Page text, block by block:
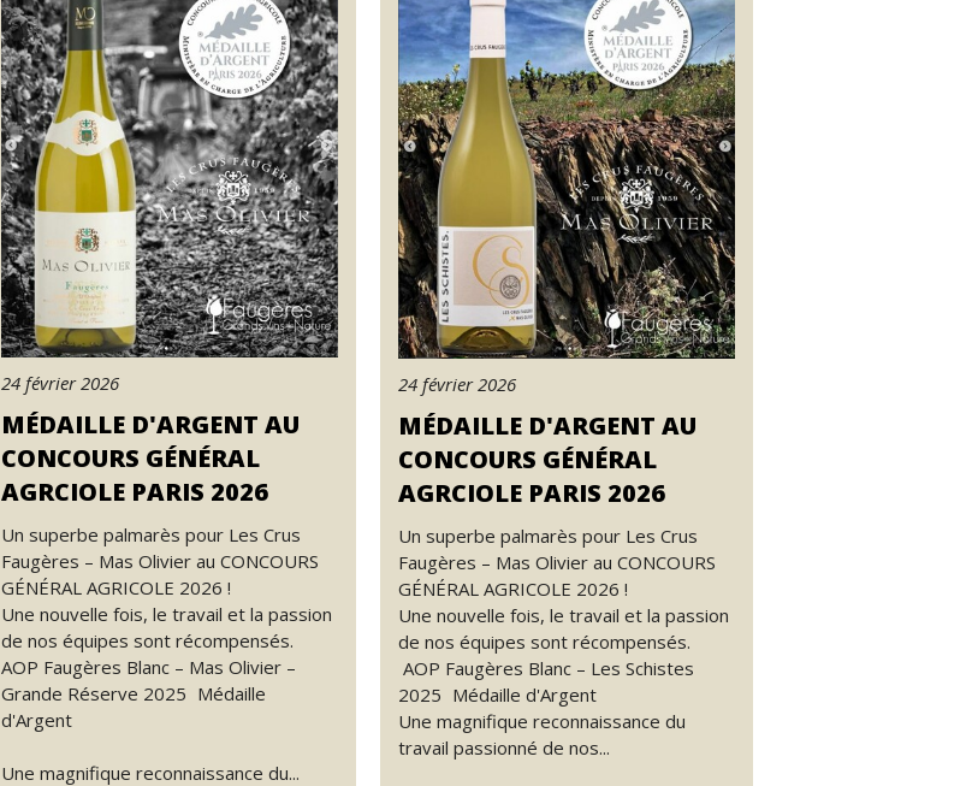
24 février 2026
MÉDAILLE D'ARGENT AU
CONCOURS GÉNÉRAL
AGRCIOLE PARIS 2026
Un superbe palmarès pour Les Crus
Faugères – Mas Olivier au CONCOURS
GÉNÉRAL AGRICOLE 2026 !
Une nouvelle fois, le travail et la passion
de nos équipes sont récompensés.
AOP Faugères Blanc – Mas Olivier –
Grande Réserve 2025 Médaille
d'Argent
Une magnifique reconnaissance du...
24 février 2026
MÉDAILLE D'ARGENT AU
CONCOURS GÉNÉRAL
AGRCIOLE PARIS 2026
Un superbe palmarès pour Les Crus
Faugères – Mas Olivier au CONCOURS
GÉNÉRAL AGRICOLE 2026 !
Une nouvelle fois, le travail et la passion
de nos équipes sont récompensés.
AOP Faugères Blanc – Les Schistes
2025 Médaille d'Argent
Une magnifique reconnaissance du
travail passionné de nos...